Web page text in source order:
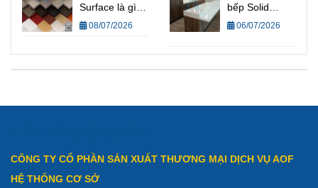
Thất AOF
AOF là giải
pháp cho bếp
Surface là gì?
Quy trình gia
Surface và tiêu
chuẩn kỹ thuật
08/07/2026
bếp Solid
Surface liền
pháp nâng tầm
không gian
06/07/2026
CÔNG TY CỔ PHẦN SẢN XUẤT THƯƠNG MẠI DỊCH VỤ AOF
HỆ THỐNG CƠ SỞ